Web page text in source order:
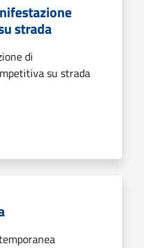
strada
di
su strada